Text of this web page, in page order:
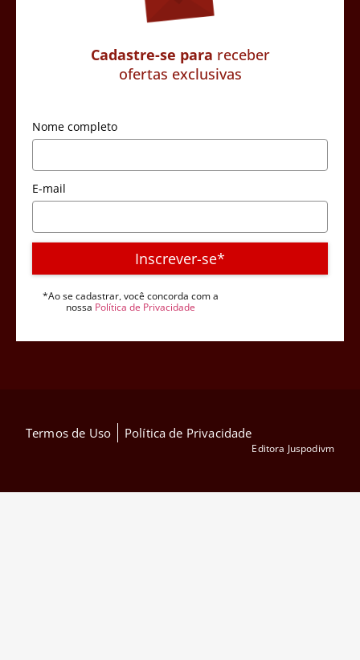
Cadastre-se para receber
ofertas exclusivas
Nome completo
E-mail
Inscrever-se*
*Ao se cadastrar, você concorda com a
nossa Política de Privacidade
Termos de Uso Política de Privacidade
Editora Juspodivm